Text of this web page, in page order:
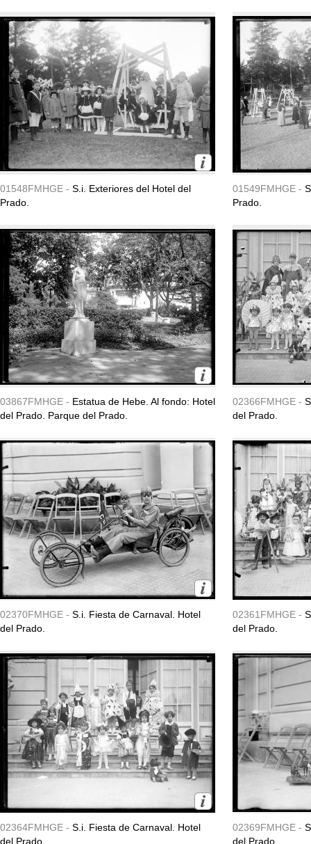
01548FMHGE - S.i. Exteriores del Hotel del
Prado.
01549FMHGE -
Prado.
03867FMHGE - Estatua de Hebe. Al fondo: Hotel
del Prado. Parque del Prado.
02366FMHGE -
del Prado.
02370FMHGE - S.i. Fiesta de Carnaval. Hotel
del Prado.
02361FMHGE -
del Prado.
02364FMHGE - S.i. Fiesta de Carnaval. Hotel
del Prado.
02369FMHGE -
del Prado.